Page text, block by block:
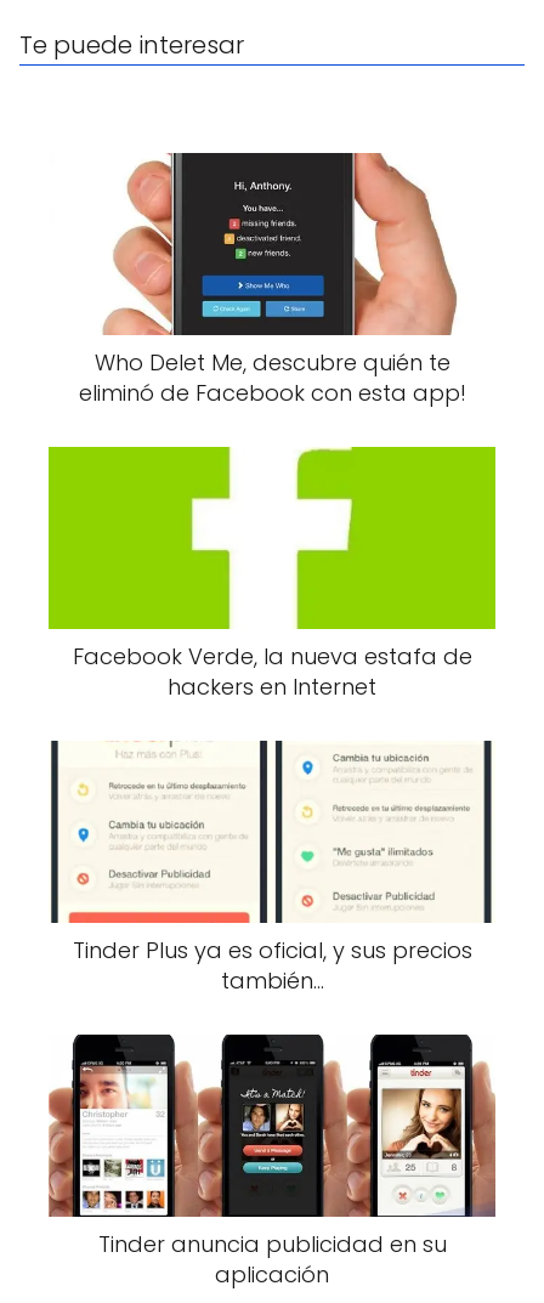
Te puede interesar
Who Delet Me, descubre quién te
eliminó de Facebook con esta app!
Facebook Verde, la nueva estafa de
hackers en Internet
Tinder Plus ya es oficial, y sus precios
también…
Tinder anuncia publicidad en su
aplicación